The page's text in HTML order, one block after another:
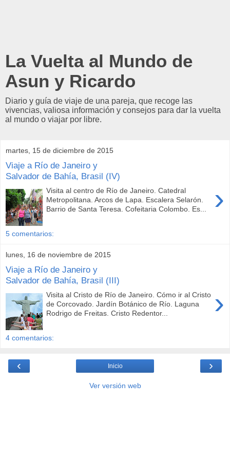
La Vuelta al Mundo de
Asun y Ricardo
Diario y guía de viaje de una pareja, que recoge las
vivencias, valiosa información y consejos para dar la vuelta
al mundo o viajar por libre.
martes, 15 de diciembre de 2015
Viaje a Río de Janeiro y
Salvador de Bahía, Brasil (IV)
›
Visita al centro de Río de Janeiro. Catedral
Metropolitana. Arcos de Lapa. Escalera Selarón.
Barrio de Santa Teresa. Cofeitaria Colombo. Es...
5 comentarios:
lunes, 16 de noviembre de 2015
Viaje a Río de Janeiro y
Salvador de Bahía, Brasil (III)
›
Visita al Cristo de Río de Janeiro. Cómo ir al Cristo
de Corcovado. Jardín Botánico de Río. Laguna
Rodrigo de Freitas. Cristo Redentor...
4 comentarios:
‹ ›
Inicio
Ver versión web